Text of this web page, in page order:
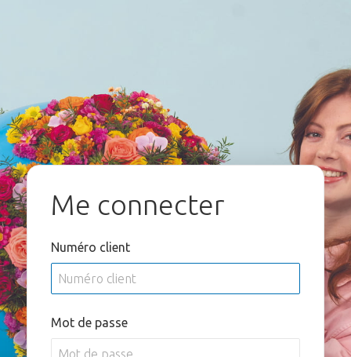
Me connecter
Numéro client
Mot de passe